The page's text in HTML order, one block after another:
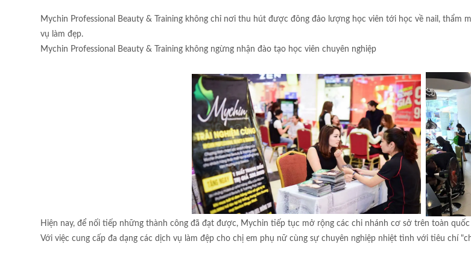
Mychin Professional Beauty & Training không chỉ nơi thu hút được đông đảo lượng học viên tới học về nail, thẩm
vụ làm đẹp.
Mychin Professional Beauty & Training không ngừng nhận đào tạo học viên chuyên nghiệp
Hiện nay, để nối tiếp những thành công đã đạt được, Mychin tiếp tục mở rộng các chi nhánh cơ sở trên toàn
Với việc cung cấp đa dạng các dịch vụ làm đệp cho chị em phụ nữ cùng sự chuyên nghiệp nhiệt tình với tiêu chí